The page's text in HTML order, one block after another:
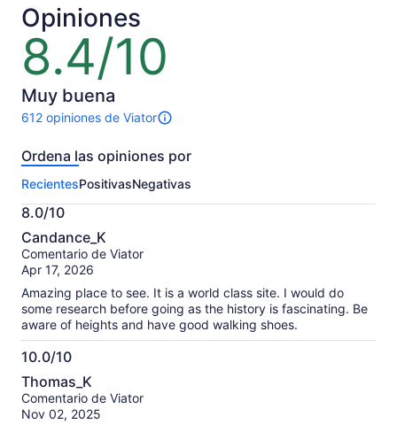
el
actual
es
$55
por
adulto
Opiniones
8.4/10
8.4
de
10
Muy buena
612 opiniones de Viator
Hay
opiniones
esta
actividad.
Más
información
sobre
nuestras
verificadas
Ordena las opiniones por
RecientesPositivasNegativas
8.0/10
8.0
de
10
Candance_K
Comentario de Viator
Apr 17, 2026
Amazing place to see. It is a world class site. I would do
some research before going as the history is fascinating. Be
aware of heights and have good walking shoes.
10.0/10
10.0
de
10
Thomas_K
Comentario de Viator
Nov 02, 2025